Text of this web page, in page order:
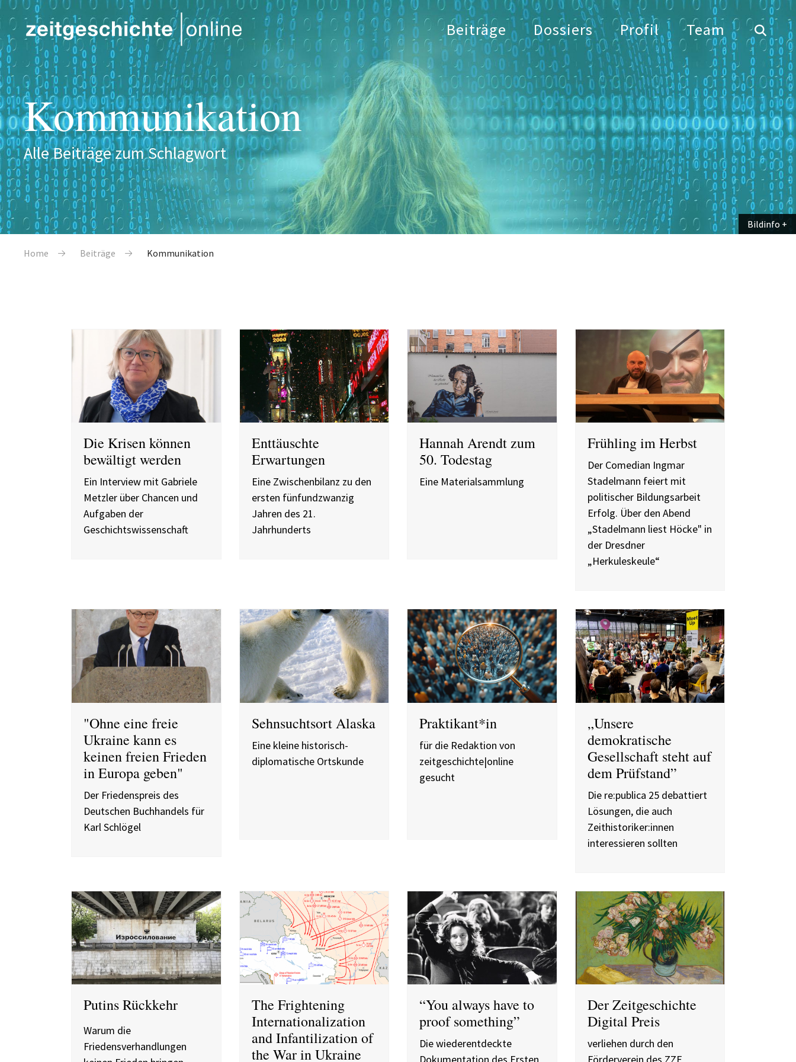
Direkt zum Inhalt
Beiträge Dossiers Profil Team
Kommunikation
Alle Beiträge zum Schlagwort
Bildinfo
Bildinfo
Pfadnavigation
Home Beiträge Kommunikation
Die Krisen können
bewältigt werden
Ein Interview mit Gabriele
Metzler über Chancen und
Aufgaben der
Geschichtswissenschaft
Enttäuschte
Erwartungen
Eine Zwischenbilanz zu den
ersten fünfundzwanzig
Jahren des 21.
Jahrhunderts
Hannah Arendt zum
50. Todestag
Eine Materialsammlung
Frühling im Herbst
Der Comedian Ingmar
Stadelmann feiert mit
politischer Bildungsarbeit
Erfolg. Über den Abend
„Stadelmann liest Höcke" in
der Dresdner
„Herkuleskeule“
"Ohne eine freie
Ukraine kann es
keinen freien Frieden
in Europa geben"
Der Friedenspreis des
Deutschen Buchhandels für
Karl Schlögel
Sehnsuchtsort Alaska
Eine kleine historisch-
diplomatische Ortskunde
Praktikant*in
für die Redaktion von
zeitgeschichte|online
gesucht
„Unsere
demokratische
Gesellschaft steht auf
dem Prüfstand”
Die re:publica 25 debattiert
Lösungen, die auch
Zeithistoriker:innen
interessieren sollten
Putins Rückkehr
Warum die
Friedensverhandlungen
The Frightening
Internationalization
and Infantilization of
the War in Ukraine
“You always have to
proof something”
Die wiederentdeckte
Dokumentation des Ersten
Der Zeitgeschichte
Digital Preis
verliehen durch den
Förderverein des ZZF